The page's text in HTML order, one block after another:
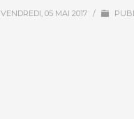
VENDREDI, 05 MAI 2017 /